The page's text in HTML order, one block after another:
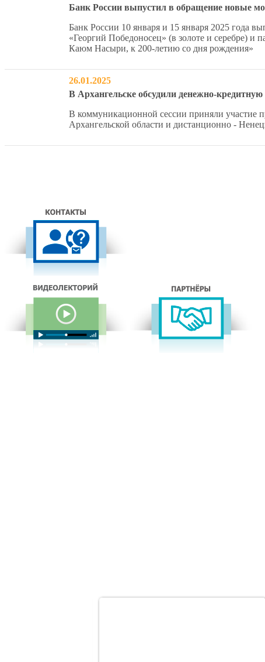
Банк России выпустил в обращение новые
Банк России 10 января и 15 января 2025 года
«Георгий Победоносец» (в золоте и серебре)
Каюм Насыри, к 200-летию со дня рождения»
26.01.2025
В Архангельске обсудили денежно-
В коммуникационной сессии приняли участие
Архангельской области и дистанционно -